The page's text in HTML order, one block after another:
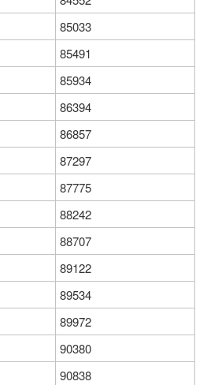
85033
85491
85934
86394
86857
87297
87775
88242
88707
89122
89534
89972
90380
90838